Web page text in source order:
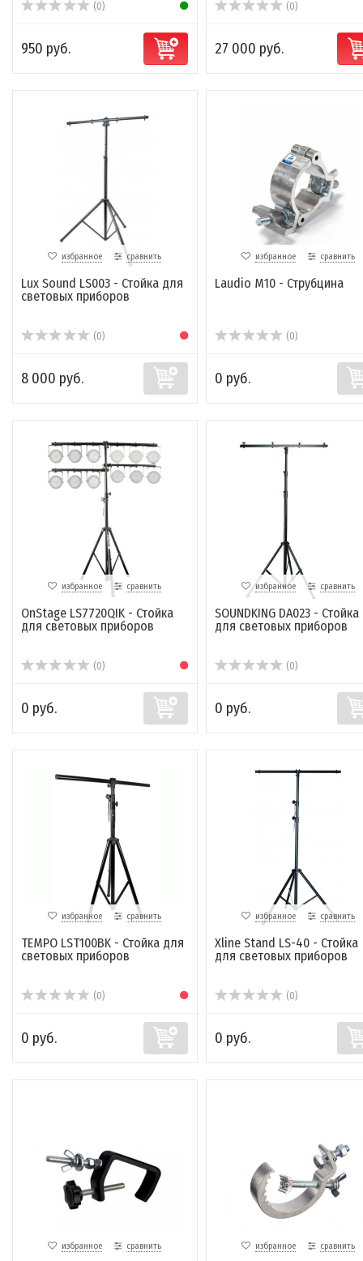
(0)
950 руб.
(0)
27 000 руб.
избранное сравнить
Lux Sound LS003 - Стойка для
световых приборов
(0)
8 000 руб.
избранное сравнить
Laudio М10 - Струбцина
(0)
0 руб.
избранное сравнить
OnStage LS7720QIK - Стойка
для световых приборов
(0)
0 руб.
избранное сравнить
SOUNDKING DA023 - Стойка
для световых приборов
(0)
0 руб.
избранное сравнить
TEMPO LST100BK - Стойка для
световых приборов
(0)
0 руб.
избранное сравнить
Xline Stand LS-40 - Стойка
для световых приборов
(0)
0 руб.
избранное сравнить избранное сравнить